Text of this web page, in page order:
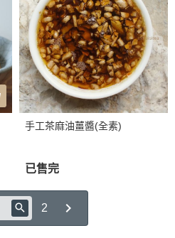
手工茶麻油薑醬(全素)
已售完
2